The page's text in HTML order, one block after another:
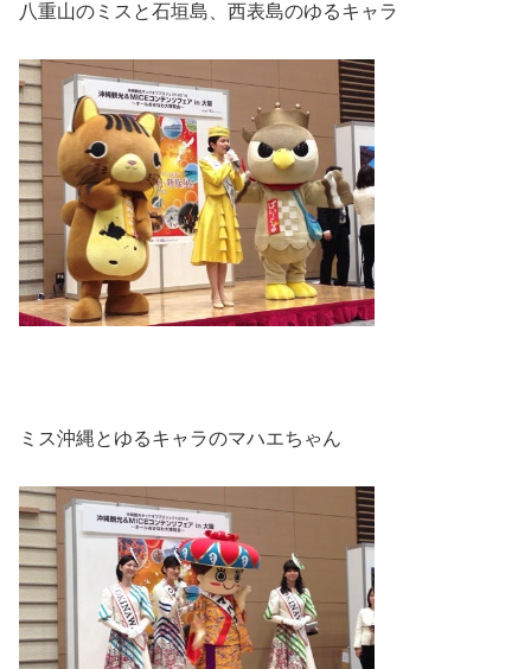
八重山のミスと石垣島、西表島のゆるキャラ
ミス沖縄とゆるキャラのマハエちゃん